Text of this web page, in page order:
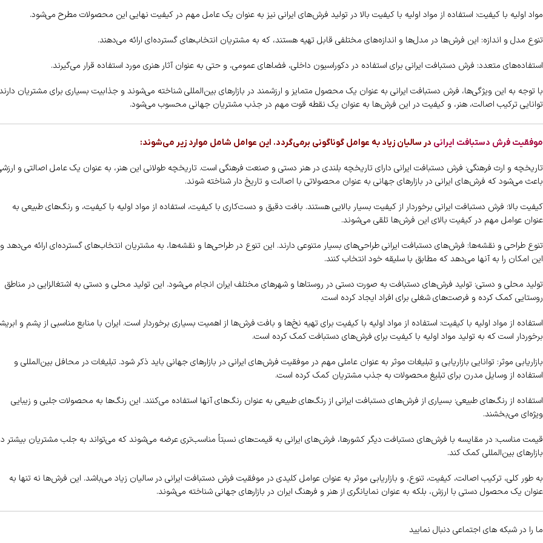
مواد اولیه با کیفیت: استفاده از مواد اولیه با کیفیت بالا در تولید فرش‌های ایرانی نیز به عنوان یک عامل مهم در کیفیت نهایی این محصولات مطرح می‌شود.
تنوع مدل و اندازه: این فرش‌ها در مدل‌ها و اندازه‌های مختلفی قابل تهیه هستند، که به مشتریان انتخاب‌های گسترده‌ای ارائه می‌دهند.
استفاده‌های متعدد: فرش دستبافت ایرانی برای استفاده در دکوراسیون داخلی، فضاهای عمومی، و حتی به عنوان آثار هنری مورد استفاده قرار می‌گیرند.
با توجه به این ویژگی‌ها، فرش دستبافت ایرانی به عنوان یک محصول متمایز و ارزشمند در بازارهای بین‌المللی شناخته می‌شوند و جذابیت بسیاری برای مشتریان
توانایی ترکیب اصالت، هنر، و کیفیت در این فرش‌ها به عنوان یک نقطه قوت مهم در جذب مشتریان جهانی محسوب می‌شود.
موفقیت فرش دستبافت ایرانی در سالیان زیاد به عوامل گوناگونی برمی‌گردد. این عوامل شامل موارد زیر می‌شوند:
تاریخچه و ارث فرهنگی: فرش دستبافت ایرانی دارای تاریخچه بلندی در هنر دستی و صنعت فرهنگی است. تاریخچه طولانی این هنر، به عنوان یک عامل اصالتی و
باعث می‌شود که فرش‌های ایرانی در بازارهای جهانی به عنوان محصولاتی با اصالت و تاریخ دار شناخته شوند.
کیفیت بالا: فرش دستبافت ایرانی برخوردار از کیفیت بسیار بالایی هستند. بافت دقیق و دست‌کاری با کیفیت، استفاده از مواد اولیه با کیفیت، و رنگ‌های طبیعی به
عنوان عوامل مهم در کیفیت بالای این فرش‌ها تلقی می‌شوند.
تنوع طراحی و نقشه‌ها: فرش‌های دستبافت ایرانی طراحی‌های بسیار متنوعی دارند. این تنوع در طراحی‌ها و نقشه‌ها، به مشتریان انتخاب‌های گسترده‌ای ارائه می‌دهد و
این امکان را به آنها می‌دهد که مطابق با سلیقه خود انتخاب کنند.
تولید محلی و دستی: تولید فرش‌های دستبافت به صورت دستی در روستاها و شهرهای مختلف ایران انجام می‌شود. این تولید محلی و دستی به اشتغالزایی در مناطق
روستایی کمک کرده و فرصت‌های شغلی برای افراد ایجاد کرده است.
استفاده از مواد اولیه با کیفیت: استفاده از مواد اولیه با کیفیت برای تهیه نخ‌ها و بافت فرش‌ها از اهمیت بسیاری برخوردار است. ایران با منابع مناسبی از پشم و
برخوردار است که به تولید مواد اولیه با کیفیت برای فرش‌های دستبافت کمک کرده است.
بازاریابی موثر: توانایی بازاریابی و تبلیغات موثر به عنوان عاملی مهم در موفقیت فرش‌های ایرانی در بازارهای جهانی باید ذکر شود. تبلیغات در محافل بین‌المللی و
استفاده از وسایل مدرن برای تبلیغ محصولات به جذب مشتریان کمک کرده است.
استفاده از رنگ‌های طبیعی: بسیاری از فرش‌های دستبافت ایرانی از رنگ‌های طبیعی به عنوان رنگ‌های آنها استفاده می‌کنند. این رنگ‌ها به محصولات جلبی و زیبایی
ویژه‌ای می‌بخشند.
قیمت مناسب: در مقایسه با فرش‌های دستبافت دیگر کشورها، فرش‌های ایرانی به قیمت‌های نسبتاً مناسب‌تری عرضه می‌شوند که می‌تواند به جلب مشتریان بیشتر
بازارهای بین‌المللی کمک کند.
به طور کلی، ترکیب اصالت، کیفیت، تنوع، و بازاریابی موثر به عنوان عوامل کلیدی در موفقیت فرش دستبافت ایرانی در سالیان زیاد می‌باشد. این فرش‌ها نه تنها به
عنوان یک محصول دستی با ارزش، بلکه به عنوان نمایانگری از هنر و فرهنگ ایران در بازارهای جهانی شناخته می‌شوند.
ما را در شبکه های اجتماعی دنبال نمایید